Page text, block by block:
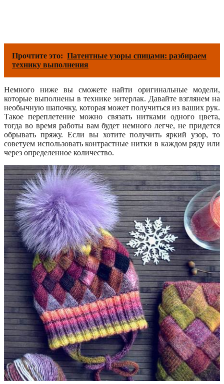
Прочтите это: Патентные узоры спицами: разбираем
технику выполнения
Немного ниже вы сможете найти оригинальные модели,
которые выполнены в технике энтерлак. Давайте взглянем на
необычную шапочку, которая может получиться из ваших рук.
Такое переплетение можно связать нитками одного цвета,
тогда во время работы вам будет немного легче, не придется
обрывать пряжу. Если вы хотите получить яркий узор, то
советуем использовать контрастные нитки в каждом ряду или
через определенное количество.